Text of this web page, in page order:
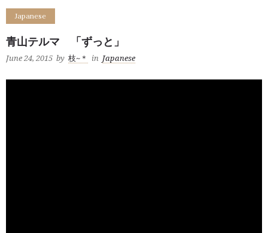
Japanese
青山テルマ 「ずっと」
June 24, 2015 by 枝~＊ in Japanese